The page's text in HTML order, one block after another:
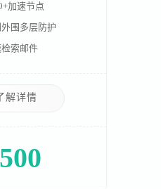
加速节点
围多层防护
索邮件
了解详情